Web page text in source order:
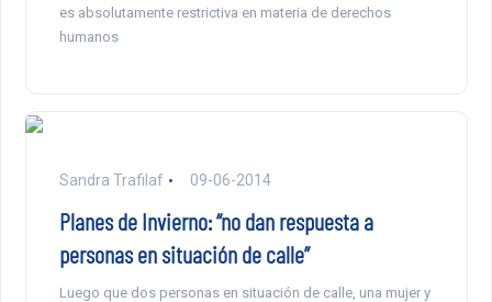
es absolutamente restrictiva en materia de derechos
humanos
Sandra Trafilaf 09-06-2014
Planes de Invierno: “no dan respuesta a
personas en situación de calle”
Luego que dos personas en situación de calle, una mujer y